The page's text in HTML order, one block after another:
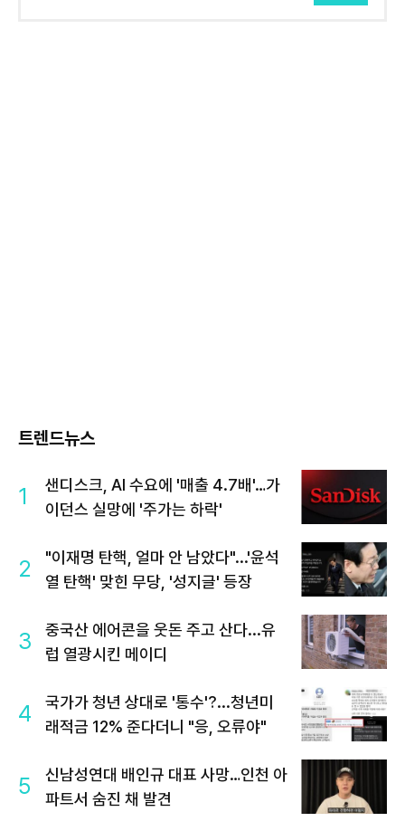
트렌드뉴스
1
샌디스크, AI 수요에 '매출 4.7배'…가
이던스 실망에 '주가는 하락'
2
"이재명 탄핵, 얼마 안 남았다"...'윤석
열 탄핵' 맞힌 무당, '성지글' 등장
3
중국산 에어콘을 웃돈 주고 산다...유
럽 열광시킨 메이디
4
국가가 청년 상대로 '통수'?...청년미
래적금 12% 준다더니 "응, 오류야"
5
신남성연대 배인규 대표 사망…인천 아
파트서 숨진 채 발견